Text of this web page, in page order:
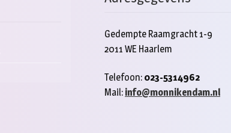
Gedempte Raamgracht 1-9
2011 WE Haarlem
Telefoon: 023-5314962
Mail: info@monnikendam.nl